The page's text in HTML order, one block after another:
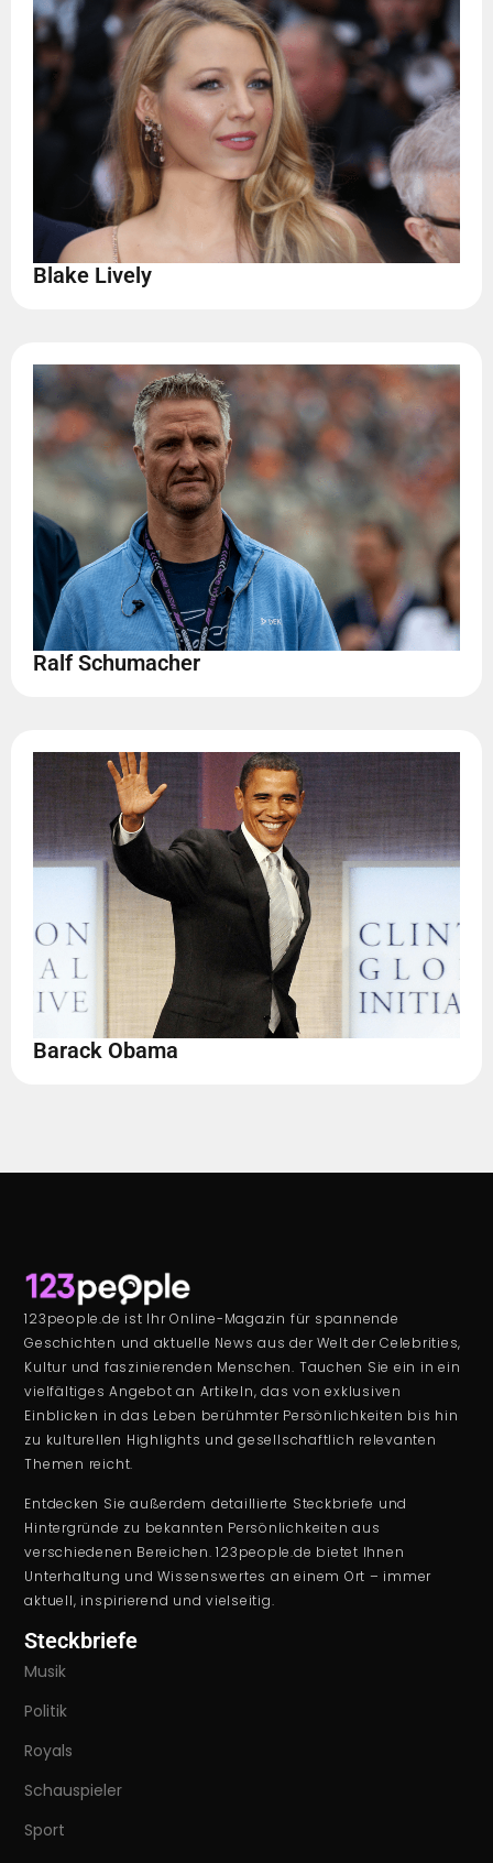
Blake Lively
Ralf Schumacher
Barack Obama
123people.de ist Ihr Online-Magazin für spannende
Geschichten und aktuelle News aus der Welt der Celebrities,
Kultur und faszinierenden Menschen. Tauchen Sie ein in ein
vielfältiges Angebot an Artikeln, das von exklusiven
Einblicken in das Leben berühmter Persönlichkeiten bis hin
zu kulturellen Highlights und gesellschaftlich relevanten
Themen reicht.
Entdecken Sie außerdem detaillierte Steckbriefe und
Hintergründe zu bekannten Persönlichkeiten aus
verschiedenen Bereichen. 123people.de bietet Ihnen
Unterhaltung und Wissenswertes an einem Ort – immer
aktuell, inspirierend und vielseitig.
Steckbriefe
Musik
Politik
Royals
Schauspieler
Sport